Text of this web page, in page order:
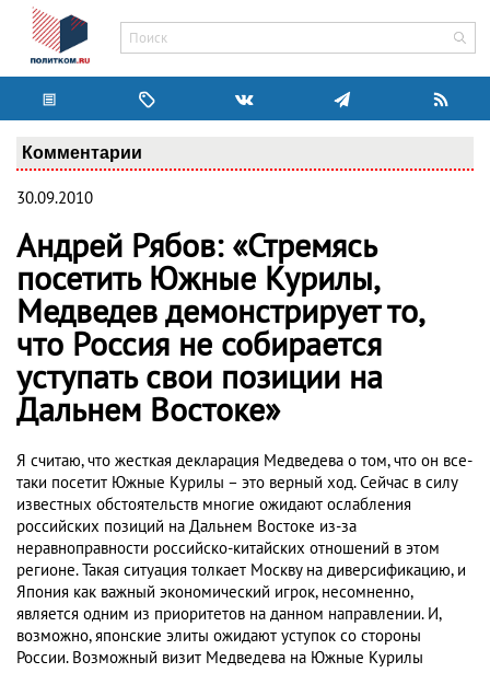
Комментарии
30.09.2010
Андрей Рябов: «Стремясь
посетить Южные Курилы,
Медведев демонстрирует то,
что Россия не собирается
уступать свои позиции на
Дальнем Востоке»
Я считаю, что жесткая декларация Медведева о том, что он все-
таки посетит Южные Курилы – это верный ход. Сейчас в силу
известных обстоятельств многие ожидают ослабления
российских позиций на Дальнем Востоке из-за
неравноправности российско-китайских отношений в этом
регионе. Такая ситуация толкает Москву на диверсификацию, и
Япония как важный экономический игрок, несомненно,
является одним из приоритетов на данном направлении. И,
возможно, японские элиты ожидают уступок со стороны
России. Возможный визит Медведева на Южные Курилы